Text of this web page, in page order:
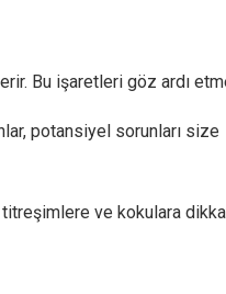
Bu işaretleri göz ardı
potansiyel sorunları size
titreşimlere ve kokulara